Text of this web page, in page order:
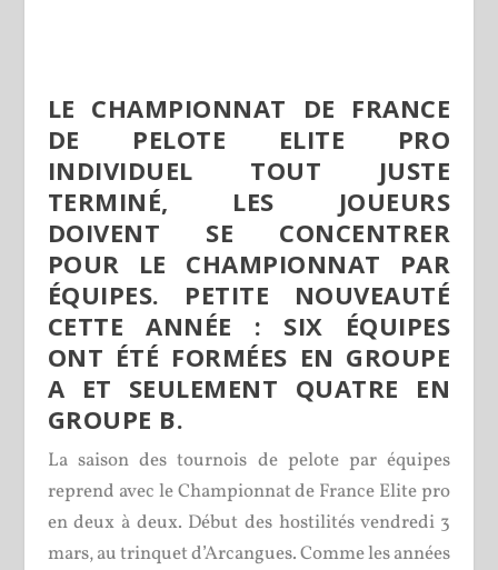
LE CHAMPIONNAT DE FRANCE
DE PELOTE ELITE PRO
INDIVIDUEL TOUT JUSTE
TERMINÉ, LES JOUEURS
DOIVENT SE CONCENTRER
POUR LE CHAMPIONNAT PAR
ÉQUIPES. PETITE NOUVEAUTÉ
CETTE ANNÉE : SIX ÉQUIPES
ONT ÉTÉ FORMÉES EN GROUPE
A ET SEULEMENT QUATRE EN
GROUPE B.
La saison des tournois de pelote par équipes
reprend avec le Championnat de France Elite pro
en deux à deux. Début des hostilités vendredi 3
mars, au trinquet d’Arcangues. Comme les années